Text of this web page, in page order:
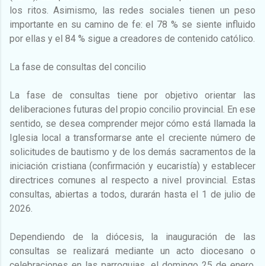
los ritos. Asimismo, las redes sociales tienen un peso
importante en su camino de fe: el 78 % se siente influido
por ellas y el 84 % sigue a creadores de contenido católico.
La fase de consultas del concilio
La fase de consultas tiene por objetivo orientar las
deliberaciones futuras del propio concilio provincial. En ese
sentido, se desea comprender mejor cómo está llamada la
Iglesia local a transformarse ante el creciente número de
solicitudes de bautismo y de los demás sacramentos de la
iniciación cristiana (confirmación y eucaristía) y establecer
directrices comunes al respecto a nivel provincial. Estas
consultas, abiertas a todos, durarán hasta el 1 de julio de
2026.
Dependiendo de la diócesis, la inauguración de las
consultas se realizará mediante un acto diocesano o